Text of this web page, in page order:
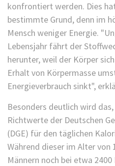
konfrontiert werden. Dies
bestimmte Grund, denn im
Mensch weniger Energie.
Lebensjahr fährt der
herunter, weil der Körper
Erhalt von Körpermasse
Energieverbrauch sinkt",
Besonders deutlich wird
Richtwerte der Deutschen
(DGE) für den täglichen
Während dieser im Alter von
Männern noch bei etwa